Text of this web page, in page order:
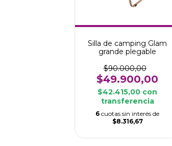
Silla de camping Glam
grande plegable
$90.000,00
$49.900,00
$42.415,00 con
transferencia
6 cuotas sin interés de
$8.316,67